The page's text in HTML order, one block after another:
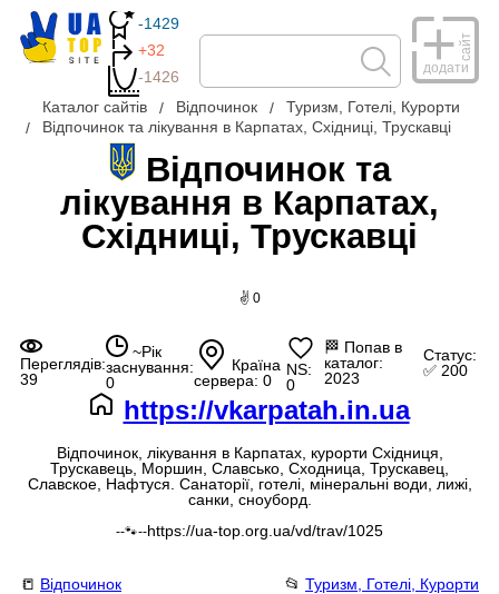
-1429
+32
-1426
додати
сайт
Каталог сайтів Відпочинок
Туризм, Готелі, Курорти
Відпочинок та лікування в Карпатах, Східниці, Трускавці
Відпочинок та
лікування в Карпатах,
Східниці, Трускавці
✌ 0
Переглядів:
39
~Рік
заснування:
0
Країна
сервера: 0
NS:
0
🏁 Попав в
каталог:
2023
Статус:
✅ 200
https://vkarpatah.in.ua
Відпочинок, лікування в Карпатах, курорти Східниця,
Трускавець, Моршин, Славсько, Сходница, Трускавец,
Славское, Нафтуся. Санаторії, готелі, мінеральні води, лижі,
санки, сноуборд.
--🐾--https://ua-top.org.ua/vd/trav/1025
📒 Відпочинок 📂 Туризм, Готелі, Курорти